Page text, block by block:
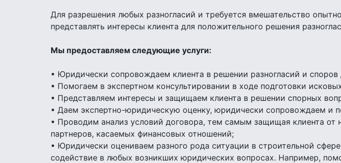
Для разрешения любых разногласий и требуется вмешательство
представлять интересы клиента для положительного решения
Мы предоставляем следующие услуги:
• Юридически сопровождаем клиента в решении разногласий и споров
• Помогаем в экспертном консультировании в ходе подготовки
• Представляем интересы и защищаем клиента в решении спорных
• Даем экспертно-юридическую оценку, юридически сопровождаем и
• Проводим анализ условий договора, тем самым защищая клиента
партнеров, касаемых финансовых отношений;
• Юридически оцениваем разного рода ситуации в строительной
содействие в любых возникших юридических вопросах. Например,